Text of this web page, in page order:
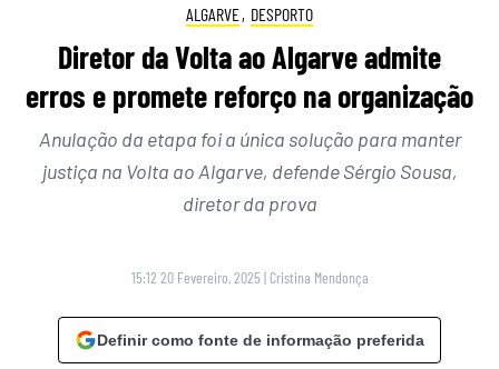
ALGARVE, DESPORTO
Diretor da Volta ao Algarve admite
erros e promete reforço na organização
Anulação da etapa foi a única solução para manter
justiça na Volta ao Algarve, defende Sérgio Sousa,
diretor da prova
15:12 20 Fevereiro, 2025 | Cristina Mendonça
Definir como fonte de informação preferida